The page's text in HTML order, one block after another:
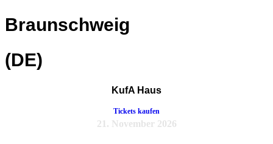
Braunschweig
(DE)
KufA Haus
Tickets kaufen
21. November 2026